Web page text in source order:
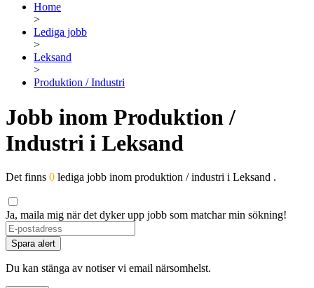
Home
>
Lediga jobb
>
Leksand
>
Produktion / Industri
Jobb inom Produktion /
Industri i Leksand
Det finns 0 lediga jobb inom produktion / industri i Leksand .
Ja, maila mig när det dyker upp jobb som matchar min sökning!
Spara alert
Du kan stänga av notiser vi email närsomhelst.